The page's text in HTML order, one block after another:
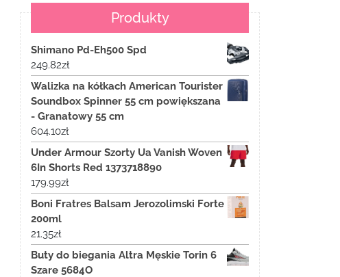
Produkty
Shimano Pd-Eh500 Spd
249.82zł
Walizka na kółkach American Tourister
Soundbox Spinner 55 cm powiększana
- Granatowy 55 cm
604.10zł
Under Armour Szorty Ua Vanish Woven
6In Shorts Red 1373718890
179.99zł
Boni Fratres Balsam Jerozolimski Forte
200ml
21.35zł
Buty do biegania Altra Męskie Torin 6
Szare 5684O